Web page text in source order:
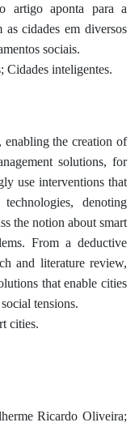
artigo aponta para a
as cidades em diversos
sociais.
Cidades inteligentes.
enabling the creation of
solutions, for
use interventions that
denoting
the notion about smart
From a deductive
and literature review,
that enable cities
tensions.
cities.
Ricardo Oliveira;